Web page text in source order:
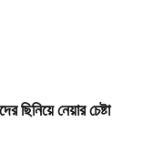
ছিনিয়ে নেয়ার চেষ্টা